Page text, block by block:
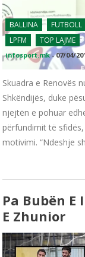
BALLINA FUTBOLL
LPFM
TOP LAJME
infosport.mk -07/04/
Skuadra e Renovës
Shkëndijës, duke
njejtën e pohuar
përfundimit të
motivimi. “Ndeshje
Pa Bubën
E Zhunior